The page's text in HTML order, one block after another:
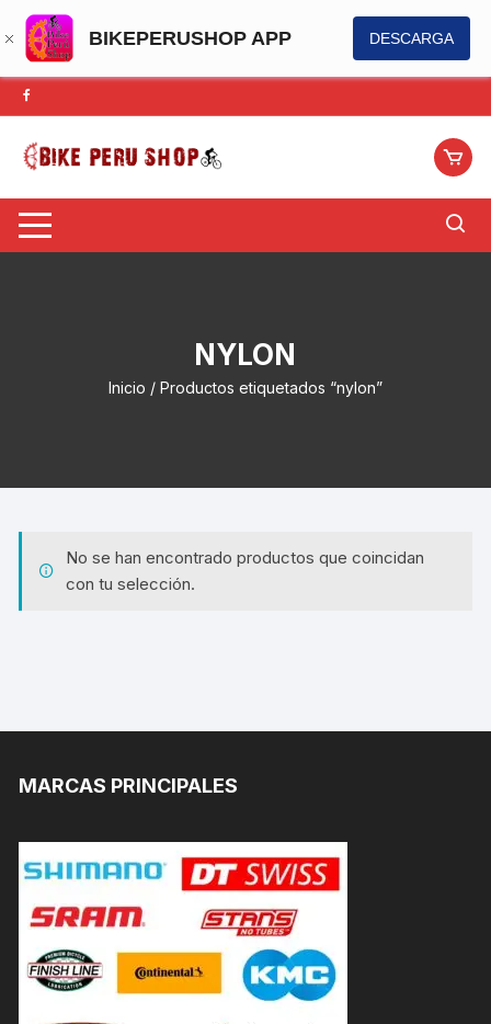
BIKEPERUSHOP APP DESCARGA
Saltar
al
contenido
NYLON
Inicio / Productos etiquetados “nylon”
No se han encontrado productos que coincidan
con tu selección.
MARCAS PRINCIPALES